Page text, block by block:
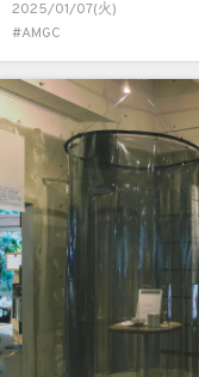
といった多様な場で発表
あるインスピレーション
2025/01/07(火)
#AMGC